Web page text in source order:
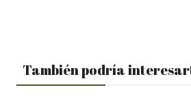
También podría